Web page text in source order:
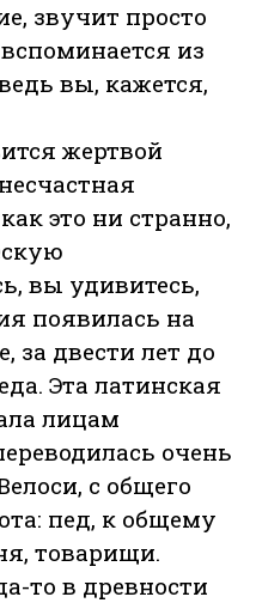
звучит просто
из
вы, кажется,
жертвой
это ни странно,
вы удивитесь,
появилась на
за двести лет до
Эта латинская
лицам
очень
с общего
пед, к общему
товарищи.
то в древности